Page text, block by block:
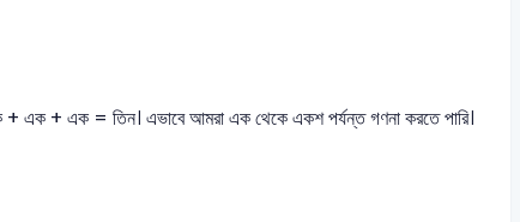
+ এক + এক = তিন। এভাবে আমরা এক থেকে একশ পর্যন্ত গণনা করতে পারি।